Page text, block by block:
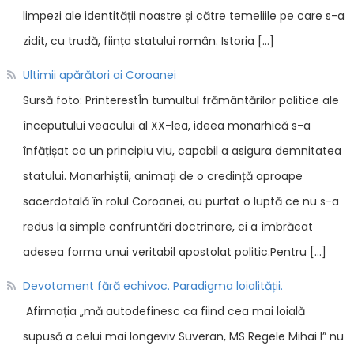
limpezi ale identității noastre și către temeliile pe care s-a
zidit, cu trudă, ființa statului român. Istoria […]
Ultimii apărători ai Coroanei
Sursă foto: PrinterestÎn tumultul frământărilor politice ale
începutului veacului al XX-lea, ideea monarhică s-a
înfățișat ca un principiu viu, capabil a asigura demnitatea
statului. Monarhiștii, animați de o credință aproape
sacerdotală în rolul Coroanei, au purtat o luptă ce nu s-a
redus la simple confruntări doctrinare, ci a îmbrăcat
adesea forma unui veritabil apostolat politic.Pentru […]
Devotament fără echivoc. Paradigma loialității.
Afirmația „mă autodefinesc ca fiind cea mai loială
supusă a celui mai longeviv Suveran, MS Regele Mihai I” nu